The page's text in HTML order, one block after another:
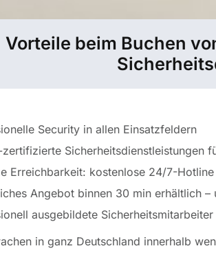
Vorteile beim Buchen
Security in allen Einsatzfeldern
zertifizierte Sicherheitsdienstleistungen
Erreichbarkeit: kostenlose 24/7-Hotline
Angebot binnen 30 min erhältlich
ausgebildete
in ganz Deutschland innerhalb